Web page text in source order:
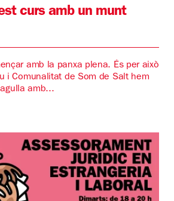
curs amb un munt
amb la panxa plena. És per això
i Comunalitat de Som de Salt hem
amb...